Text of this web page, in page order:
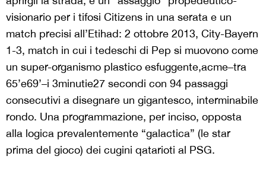
visionario per i tifosi Citizens in una serata e un
match precisi all’Etihad: 2 ottobre 2013, City-Bayern
1-3, match in cui i tedeschi di Pep si muovono come
un super-organismo plastico esfuggente,acme–tra
65’e69’–i 3minutie27 secondi con 94 passaggi
consecutivi a disegnare un gigantesco, interminabile
rondo. Una programmazione, per inciso, opposta
alla logica prevalentemente “galactica” (le star
prima del gioco) dei cugini qatarioti al PSG.